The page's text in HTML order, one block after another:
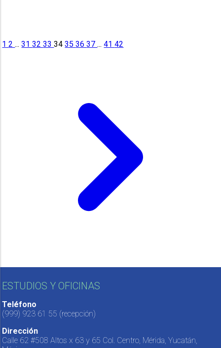
12... 31323334 353637... 4142
ESTUDIOS Y OFICINAS
Teléfono
(999) 923 61 55 (recepción)
Dirección
Calle 62 #508 Altos x 63 y 65 Col. Centro, Mérida, Yucatán,